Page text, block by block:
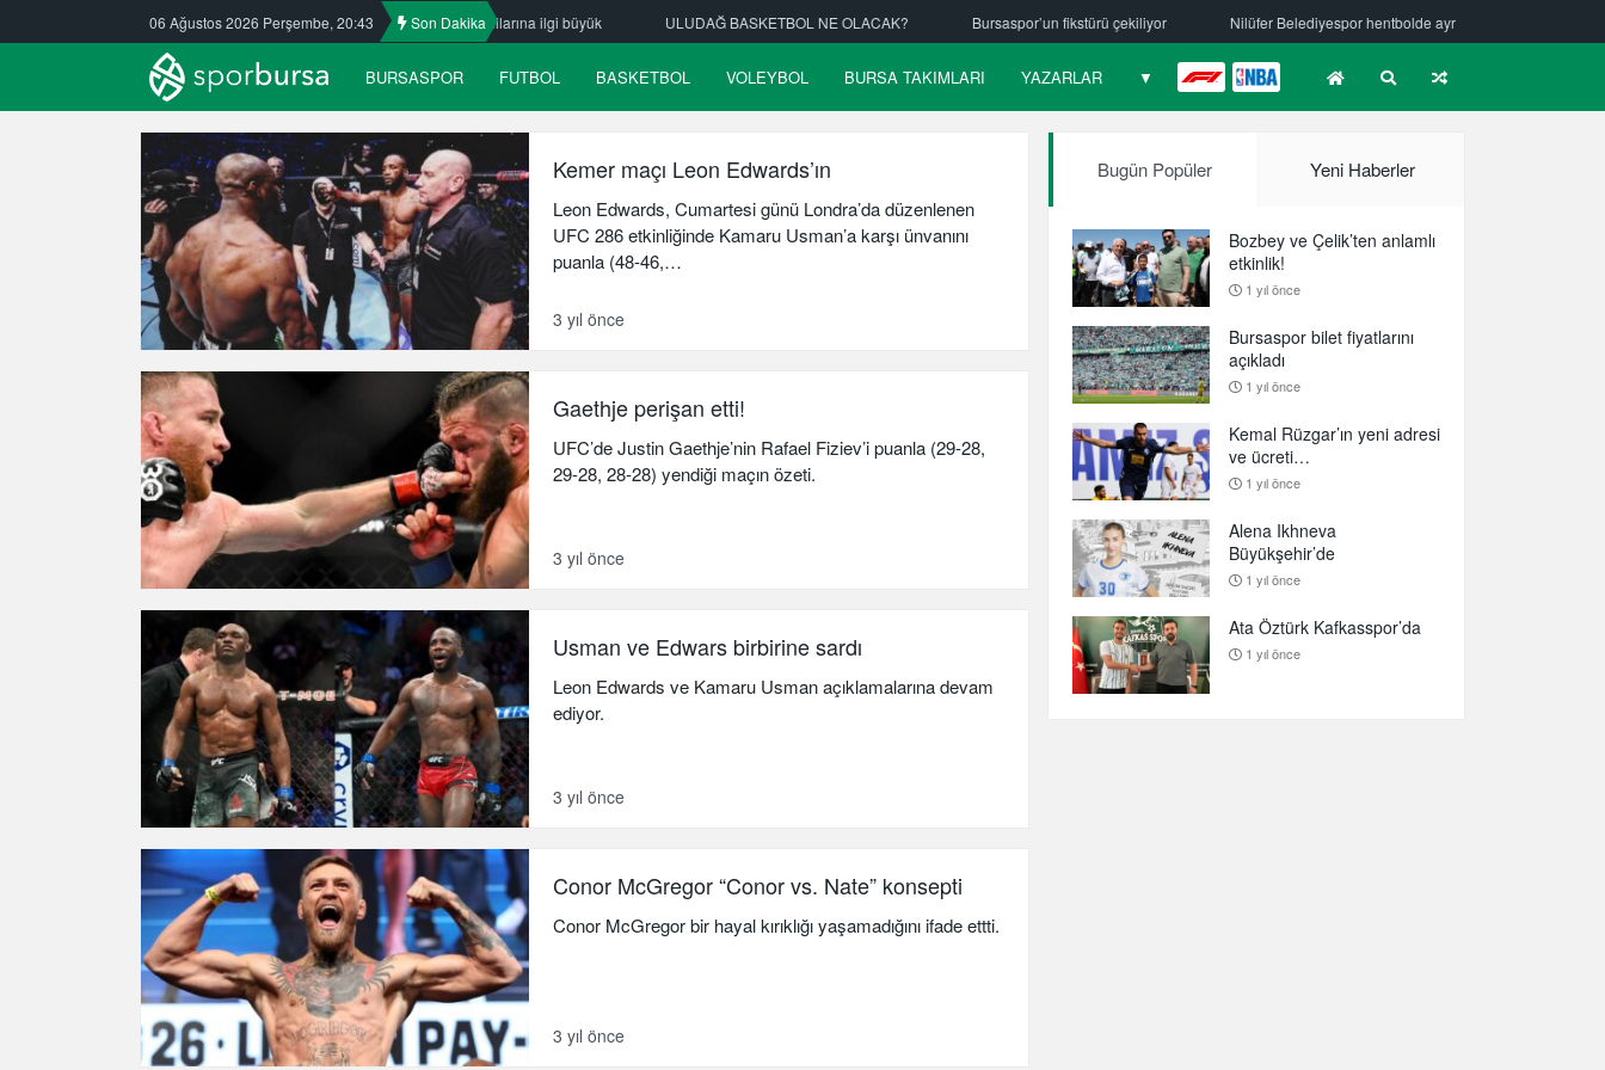
06 Ağustos 2026 Perşembe, 20:43 Son Dakika
Ata Öztürk Kafkasspor’da Nilüfer’de yaz okullarına ilgi büyük ULUDAĞ BASKETBOL NE OLACAK? Bursaspor’un fikstürü çekiliyor Nilüfer Belediyespor hentbolde ayrılık
BURSASPOR FUTBOL BASKETBOL VOLEYBOL BURSA TAKIMLARI YAZARLAR ▼ F1 NBA
Kemer maçı Leon Edwards’ın
Leon Edwards, Cumartesi günü Londra’da düzenlenen
UFC 286 etkinliğinde Kamaru Usman’a karşı ünvanını
puanla (48-46,…
3 yıl önce
Gaethje perişan etti!
UFC’de Justin Gaethje’nin Rafael Fiziev’i puanla (29-28,
29-28, 28-28) yendiği maçın özeti.
3 yıl önce
Usman ve Edwars birbirine sardı
Leon Edwards ve Kamaru Usman açıklamalarına devam
ediyor.
3 yıl önce
Conor McGregor “Conor vs. Nate” konsepti
Conor McGregor bir hayal kırıklığı yaşamadığını ifade ettti.
3 yıl önce
Bugün Popüler Yeni Haberler
Bozbey ve Çelik’ten anlamlı
etkinlik!
1 yıl önce
Bursaspor bilet fiyatlarını
açıkladı
1 yıl önce
Kemal Rüzgar’ın yeni adresi
ve ücreti…
1 yıl önce
Alena Ikhneva
Büyükşehir’de
1 yıl önce
Ata Öztürk Kafkasspor’da
1 yıl önce